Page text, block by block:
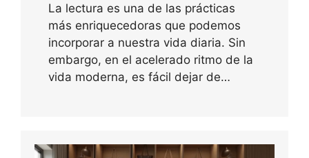
La lectura es una de las prácticas
más enriquecedoras que podemos
incorporar a nuestra vida diaria. Sin
embargo, en el acelerado ritmo de la
vida moderna, es fácil dejar de…